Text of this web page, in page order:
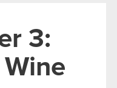
3: